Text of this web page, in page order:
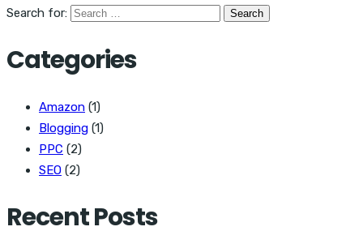
Search for:
Categories
Amazon (1)
Blogging (1)
PPC (2)
SEO (2)
Recent Posts